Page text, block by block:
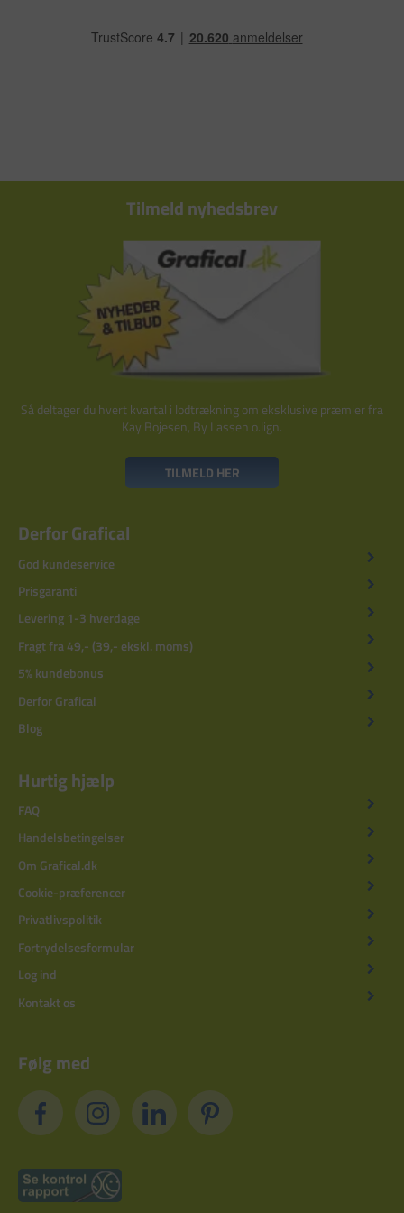
Tilmeld nyhedsbrev
Så deltager du hvert kvartal i lodtrækning om eksklusive præmier fra
Kay Bojesen, By Lassen o.lign.
TILMELD HER
Derfor Grafical
God kundeservice
Prisgaranti
Levering 1-3 hverdage
Fragt fra 49,- (39,- ekskl. moms)
5% kundebonus
Derfor Grafical
Blog
Hurtig hjælp
FAQ
Handelsbetingelser
Om Grafical.dk
Cookie-præferencer
Privatlivspolitik
Fortrydelsesformular
Log ind
Kontakt os
Følg med